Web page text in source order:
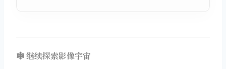
🕸️ 继续探索影像宇宙